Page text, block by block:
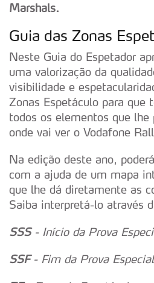
Marshals.
Guia das Zonas
Neste Guia do Espetador
uma valorização da
visibilidade e
Zonas Espetáculo para que
todos os elementos que
onde vai ver o Vodafone
Na edição deste ano,
com a ajuda de um mapa
que lhe dá diretamente as
Saiba interpretá-lo através
SSS - Início da Prova
SSF- Fim da Prova